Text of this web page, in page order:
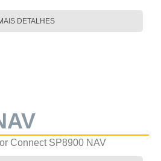
DETALHES
Connect SP8900 NAV